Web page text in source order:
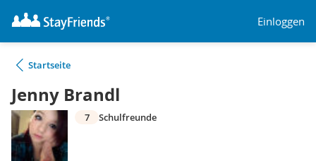
Einloggen
Startseite
Jenny Brandl
7 Schulfreunde